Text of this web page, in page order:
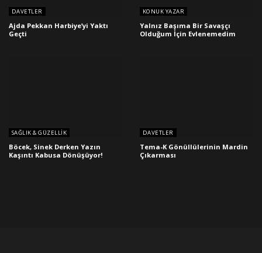
DAVETLER
Ajda Pekkan Harbiye’yi Yaktı
Geçti
KONUK YAZAR
Yalnız Başıma Bir Savaşçı
Olduğum İçin Evlenemedim
SAĞLIK & GÜZELLIK
Böcek, Sinek Derken Yazın
Kaşıntı Kabusa Dönüşüyor!
DAVETLER
Tema-K Gönüllülerinin Mardin
Çıkarması